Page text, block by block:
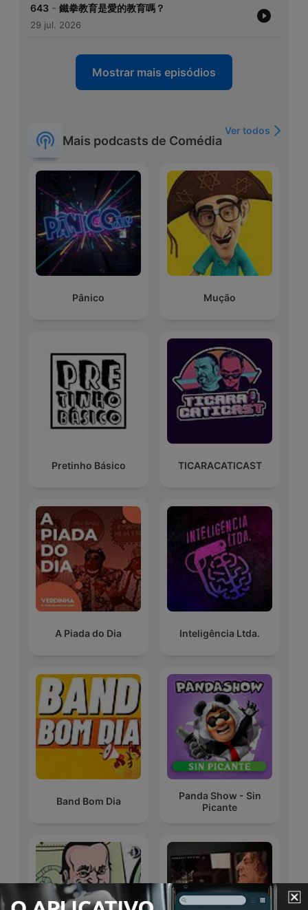
643 - 鐵拳教育是愛的教育嗎？
29 jul. 2026
Mostrar mais episódios
Mais podcasts de Comédia
Ver todos
Pânico Mução
Pretinho Básico TICARACATICAST
A Piada do Dia Inteligência Ltda.
Band Bom Dia
Panda Show - Sin
Picante